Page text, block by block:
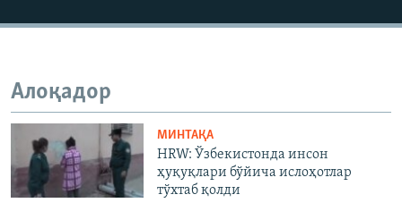
Алоқадор
МИНТАҚА
HRW: Ўзбекистонда инсон
ҳуқуқлари бўйича ислоҳотлар
тўхтаб қолди